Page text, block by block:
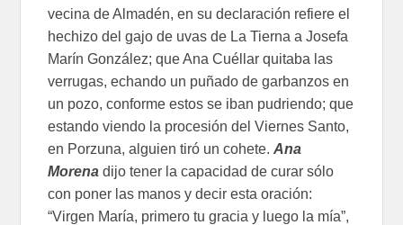
vecina de Almadén, en su declaración refiere el
hechizo del gajo de uvas de La Tierna a Josefa
Marín González; que Ana Cuéllar quitaba las
verrugas, echando un puñado de garbanzos en
un pozo, conforme estos se iban pudriendo; que
estando viendo la procesión del Viernes Santo,
en Porzuna, alguien tiró un cohete.Ana
Morena dijo tener la capacidad de curar sólo
con poner las manos y decir esta oración:
“Virgen María, primero tu gracia y luego la mía”,